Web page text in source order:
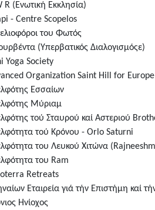
R (Ενωτική Εκκλησία)
- Centre Scopelos
του Φωτός
(Υπερβατικός Διαλογισμόςε)
Yoga Society
Organization Saint Hill for
Εσσαίων
Μύριαμ
τού Σταυρού καί Αστεριού
τού Κρόνου - Orlo Saturni
του Λευκού Χιτώνα
του Ram
Retreats
Εταιρεία γιά τήν Επιστήμη καί
Ηνίοχος